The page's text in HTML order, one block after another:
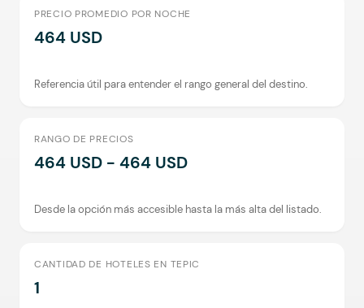
PRECIO PROMEDIO POR NOCHE
464 USD
Referencia útil para entender el rango general del destino.
RANGO DE PRECIOS
464 USD - 464 USD
Desde la opción más accesible hasta la más alta del listado.
CANTIDAD DE HOTELES EN TEPIC
1